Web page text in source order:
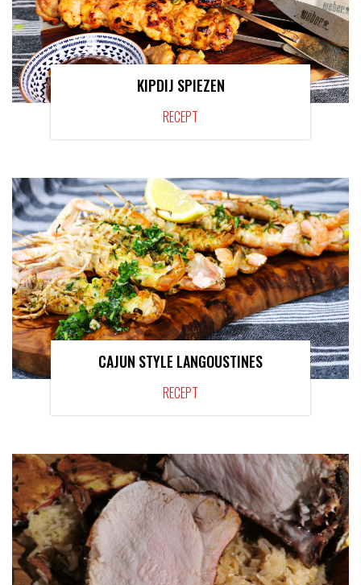
KIPDIJ SPIEZEN
RECEPT
CAJUN STYLE LANGOUSTINES
RECEPT